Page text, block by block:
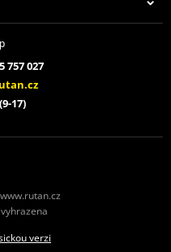
757 027
17)
verzi